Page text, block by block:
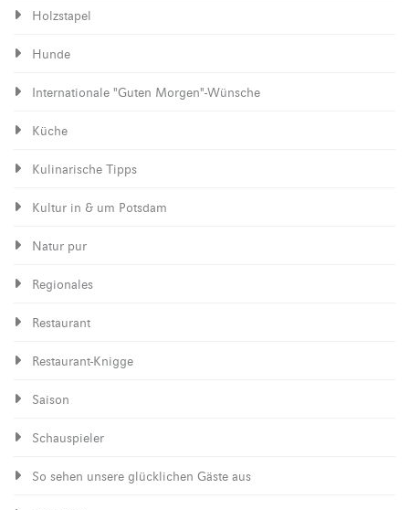
Holzstapel
Hunde
Internationale "Guten Morgen"-Wünsche
Küche
Kulinarische Tipps
Kultur in & um Potsdam
Natur pur
Regionales
Restaurant
Restaurant-Knigge
Saison
Schauspieler
So sehen unsere glücklichen Gäste aus